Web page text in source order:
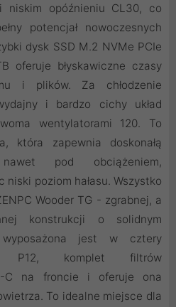
niskim opóźnieniu CL30, co
potencjał nowoczesnych
dysk SSD M.2 NVMe PCIe
oferuje błyskawiczne czasy
i plików. Za chłodzenie
i bardzo cichy układ
wentylatorami 120. To
która zapewnia doskonałą
pod obciążeniem,
poziom hałasu. Wszystko
Wooder TG - zgrabnej, a
konstrukcji o solidnym
wyposażona jest w cztery
P12, komplet filtrów
C na froncie i oferuje ona
To idealne miejsce dla